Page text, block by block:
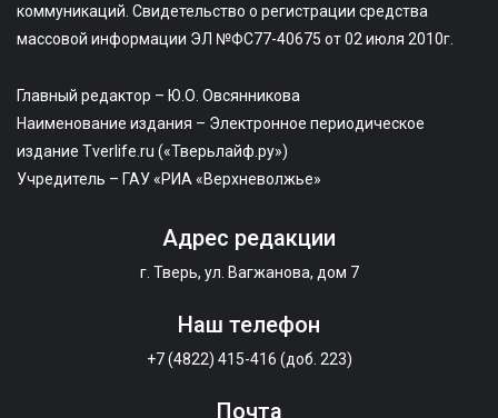
коммуникаций. Свидетельство о регистрации средства
массовой информации ЭЛ №ФС77-40675 от 02 июля 2010г.
Главный редактор – Ю.О. Овсянникова
Наименование издания – Электронное периодическое
издание Tverlife.ru («Тверьлайф.ру»)
Учредитель – ГАУ «РИА «Верхневолжье»
Адрес редакции
г. Тверь, ул. Вагжанова, дом 7
Наш телефон
+7 (4822) 415-416 (доб. 223)
Почта